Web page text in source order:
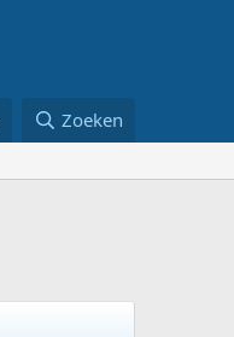
Zoeken